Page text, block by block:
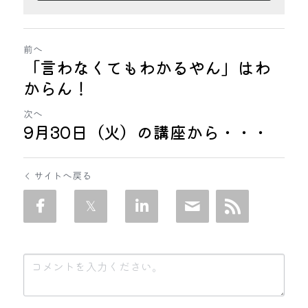
前へ
「言わなくてもわかるやん」はわ
からん！
次へ
9月30日（火）の講座から・・・
サイトへ戻る